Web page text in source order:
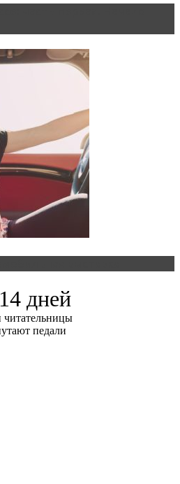
дней
педали